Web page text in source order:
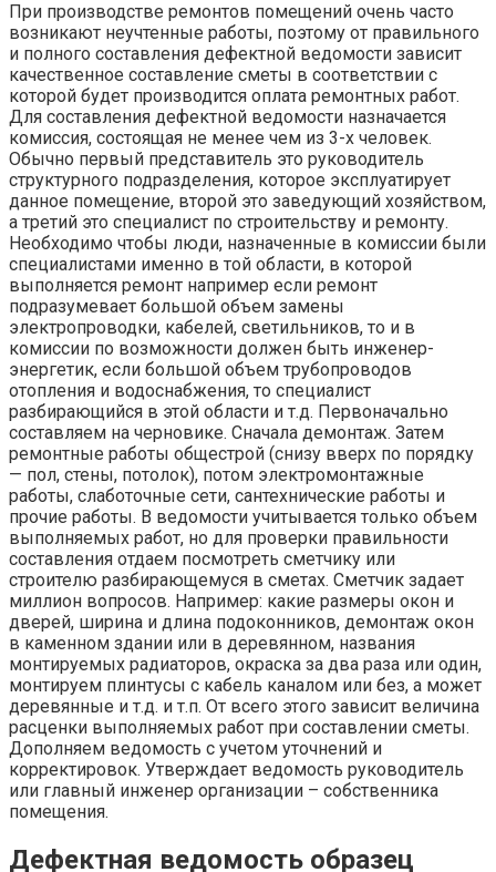
При производстве ремонтов помещений очень часто
возникают неучтенные работы, поэтому от правильного
и полного составления дефектной ведомости зависит
качественное составление сметы в соответствии с
которой будет производится оплата ремонтных работ.
Для составления дефектной ведомости назначается
комиссия, состоящая не менее чем из 3-х человек.
Обычно первый представитель это руководитель
структурного подразделения, которое эксплуатирует
данное помещение, второй это заведующий хозяйством,
а третий это специалист по строительству и ремонту.
Необходимо чтобы люди, назначенные в комиссии были
специалистами именно в той области, в которой
выполняется ремонт например если ремонт
подразумевает большой объем замены
электропроводки, кабелей, светильников, то и в
комиссии по возможности должен быть инженер-
энергетик, если большой объем трубопроводов
отопления и водоснабжения, то специалист
разбирающийся в этой области и т.д. Первоначально
составляем на черновике. Сначала демонтаж. Затем
ремонтные работы общестрой (снизу вверх по порядку
— пол, стены, потолок), потом электромонтажные
работы, слаботочные сети, сантехнические работы и
прочие работы. В ведомости учитывается только объем
выполняемых работ, но для проверки правильности
составления отдаем посмотреть сметчику или
строителю разбирающемуся в сметах. Сметчик задает
миллион вопросов. Например: какие размеры окон и
дверей, ширина и длина подоконников, демонтаж окон
в каменном здании или в деревянном, названия
монтируемых радиаторов, окраска за два раза или один,
монтируем плинтусы с кабель каналом или без, а может
деревянные и т.д. и т.п. От всего этого зависит величина
расценки выполняемых работ при составлении сметы.
Дополняем ведомость с учетом уточнений и
корректировок. Утверждает ведомость руководитель
или главный инженер организации – собственника
помещения.
Дефектная ведомость образец